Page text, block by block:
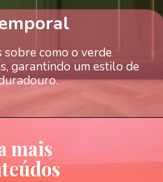
como o verde
garantindo um estilo de
mais